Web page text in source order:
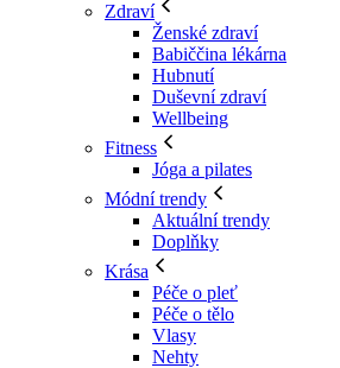
Zdraví
Ženské zdraví
Babiččina lékárna
Hubnutí
Duševní zdraví
Wellbeing
Fitness
Jóga a pilates
Módní trendy
Aktuální trendy
Doplňky
Krása
Péče o pleť
Péče o tělo
Vlasy
Nehty